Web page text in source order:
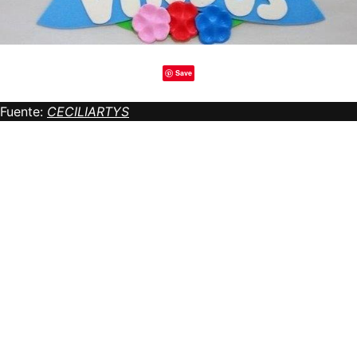
Save
Fuente: CECILIARTYS